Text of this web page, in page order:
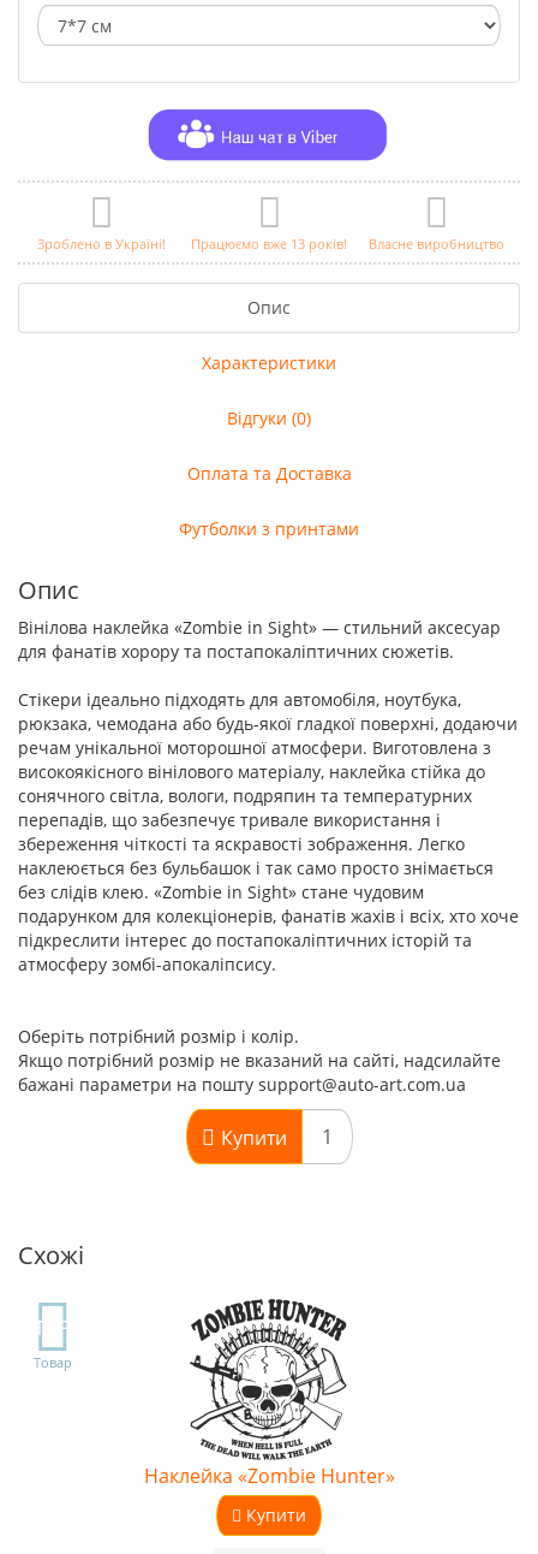
Зроблено в Україні! Працюємо вже 13 років! Власне виробництво
Опис
Характеристики
Відгуки (0)
Оплата та Доставка
Футболки з принтами
Опис
Вінілова наклейка «Zombie in Sight» — стильний аксесуар
для фанатів хорору та постапокаліптичних сюжетів.
Стікери ідеально підходять для автомобіля, ноутбука,
рюкзака, чемодана або будь-якої гладкої поверхні, додаючи
речам унікальної моторошної атмосфери. Виготовлена з
високоякісного вінілового матеріалу, наклейка стійка до
сонячного світла, вологи, подряпин та температурних
перепадів, що забезпечує тривале використання і
збереження чіткості та яскравості зображення. Легко
наклеюється без бульбашок і так само просто знімається
без слідів клею. «Zombie in Sight» стане чудовим
подарунком для колекціонерів, фанатів жахів і всіх, хто хоче
підкреслити інтерес до постапокаліптичних історій та
атмосферу зомбі-апокаліпсису.
Оберіть потрібний розмір і колір.
Якщо потрібний розмір не вказаний на сайті, надсилайте
бажані параметри на пошту support@auto-art.com.ua
Купити
Схожі
TOP
Товар
Наклейка «Zombie Hunter»
Купити